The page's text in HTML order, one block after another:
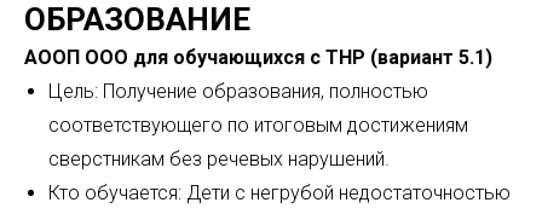
ОБРАЗОВАНИЕ
АООП ООО для обучающихся с ТНР (вариант 5.1)
Цель: Получение образования, полностью
соответствующего по итоговым достижениям
сверстникам без речевых нарушений.
Кто обучается: Дети с негрубой недостаточностью